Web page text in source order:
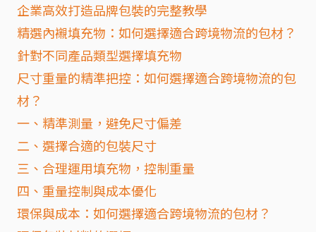
企業高效打造品牌包裝的完整教學
精選內襯填充物：如何選擇適合跨境物流的包材？
針對不同產品類型選擇填充物
尺寸重量的精準把控：如何選擇適合跨境物流的包
材？
一、精準測量，避免尺寸偏差
二、選擇合適的包裝尺寸
三、合理運用填充物，控制重量
四、重量控制與成本優化
環保與成本：如何選擇適合跨境物流的包材？